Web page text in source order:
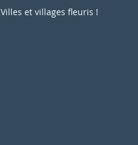
Villes et villages fleuris !